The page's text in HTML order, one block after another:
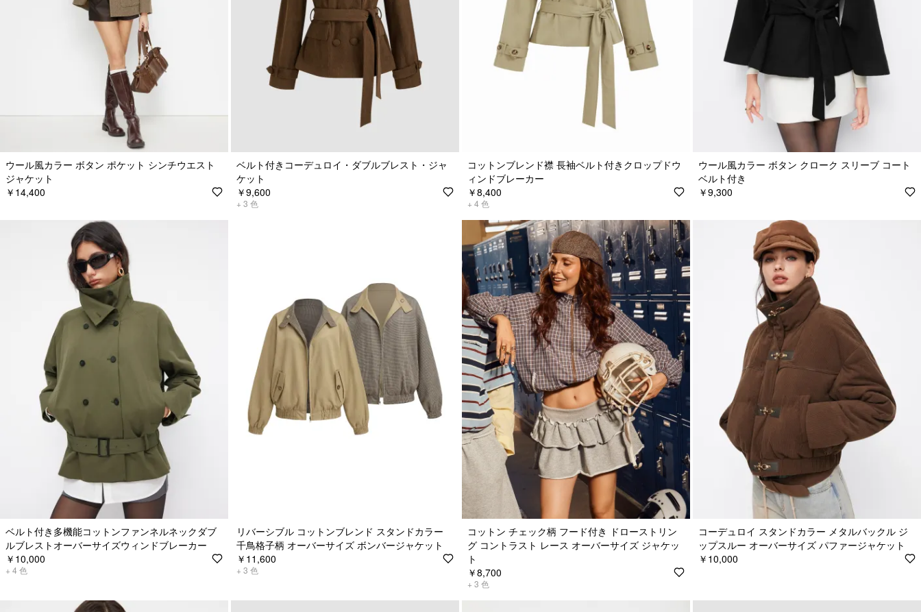
ウール風カラー ボタン ポケット シンチウエスト
ジャケット
￥14,400
ベルト付きコーデュロイ・ダブルブレスト・ジャ
ケット
￥9,600
+ 3 色
コットンブレンド襟 長袖ベルト付きクロップドウ
ィンドブレーカー
￥8,400
+ 4 色
ウール風カラー ボタン クローク スリーブ コート
ベルト付き
￥9,300
ベルト付き多機能コットンファンネルネックダブ
ルブレストオーバーサイズウィンドブレーカー
￥10,000
+ 4 色
リバーシブル コットンブレンド スタンドカラー
千鳥格子柄 オーバーサイズ ボンバージャケット
￥11,600
+ 3 色
コットン チェック柄 フード付き ドローストリン
グ コントラスト レース オーバーサイズ ジャケッ
ト
￥8,700
+ 3 色
コーデュロイ スタンドカラー メタルバックル ジ
ップスルー オーバーサイズ パファージャケット
￥10,000